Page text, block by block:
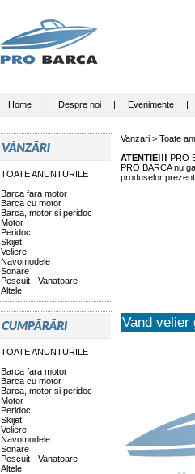
Home| Despre noi| Evenimente|
TOATE ANUNTURILE
Barca fara motor
Barca cu motor
Barca, motor si peridoc
Motor
Peridoc
Skijet
Veliere
Navomodele
Sonare
Pescuit - Vanatoare
Altele
TOATE ANUNTURILE
Barca fara motor
Barca cu motor
Barca, motor si peridoc
Motor
Peridoc
Skijet
Veliere
Navomodele
Sonare
Pescuit - Vanatoare
Altele
Vanzari > Toate
ATENTIE!!! PRO
PRO BARCA nu
produselor
Vand velier